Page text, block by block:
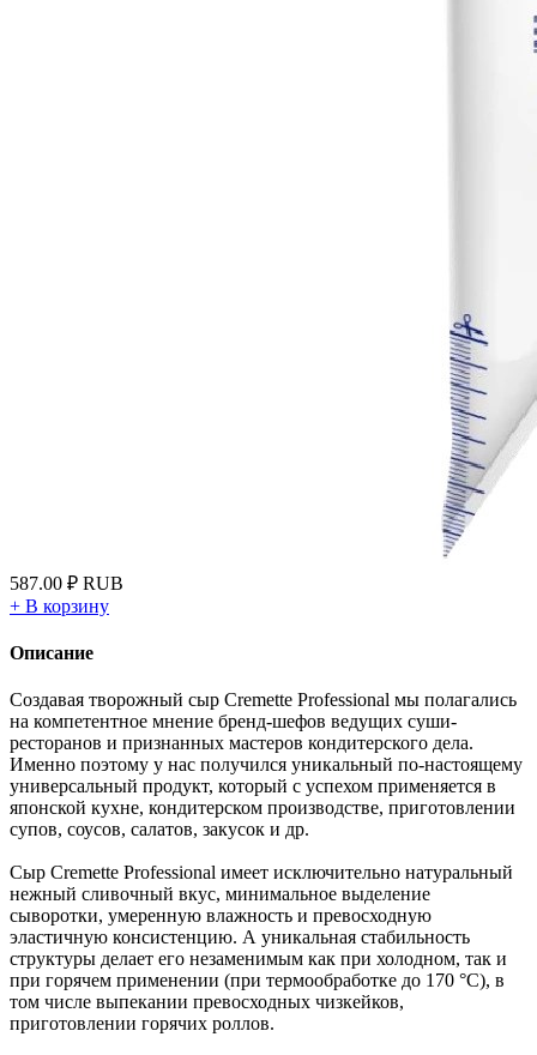
587.00 ₽ RUB
+ В корзину
Описание
Создавая творожный сыр Cremette Professional мы полагались
на компетентное мнение бренд-шефов ведущих суши-
ресторанов и признанных мастеров кондитерского дела.
Именно поэтому у нас получился уникальный по-настоящему
универсальный продукт, который с успехом применяется в
японской кухне, кондитерском производстве, приготовлении
супов, соусов, салатов, закусок и др.
Сыр Cremette Professional имеет исключительно натуральный
нежный сливочный вкус, минимальное выделение
сыворотки, умеренную влажность и превосходную
эластичную консистенцию. А уникальная стабильность
структуры делает его незаменимым как при холодном, так и
при горячем применении (при термообработке до 170 °С), в
том числе выпекании превосходных чизкейков,
приготовлении горячих роллов.